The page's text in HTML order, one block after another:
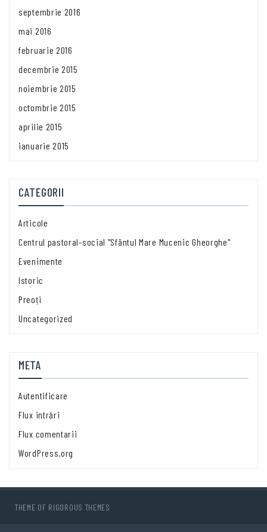
septembrie 2016
mai 2016
februarie 2016
decembrie 2015
noiembrie 2015
octombrie 2015
aprilie 2015
ianuarie 2015
CATEGORII
Articole
Centrul pastoral-social "Sfântul Mare Mucenic Gheorghe"
Evenimente
Istoric
Preoți
Uncategorized
META
Autentificare
Flux intrări
Flux comentarii
WordPress.org
THEME OF RIGOROUS THEMES